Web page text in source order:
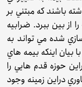
باشند كه مبتني بر
از بين ببرد. ضرابيه
شده مي تواند به
بيان اينكه بيمه هاي
حوزه قدم هايي را
دراين زمينه وجود